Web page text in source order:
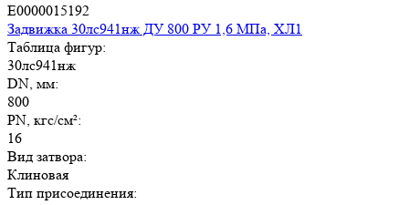
E0000015192
Задвижка 30лс941нж ДУ 800 РУ 1,6 МПа, ХЛ1
Таблица фигур:
30лс941нж
DN, мм:
800
PN, кгс/см²:
16
Вид затвора:
Клиновая
Тип присоединения: